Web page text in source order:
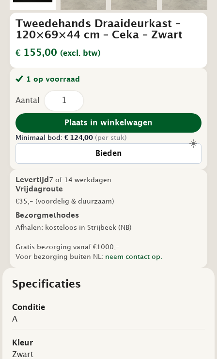
Tweedehands Draaideurkast –
120×69×44 cm – Ceka – Zwart
€ 155,00 (excl. btw)
1 op voorraad
Tweedehands
Draaideurkast
–
120×69×44
Zwart
Plaats in winkelwagen
Minimaal bod: € 124,00 (per stuk)
Bieden
Levertijd 7 of 14 werkdagen
Vrijdagroute
€35,- (voordelig & duurzaam)
Bezorgmethodes
Afhalen: kosteloos in Strijbeek (NB)
Gratis bezorging vanaf €1000,-
Voor bezorging buiten NL: neem contact op.
Specificaties
Conditie
A
Kleur
Zwart
☀️